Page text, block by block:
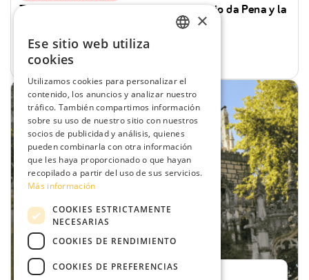
Tour de Día Completo a Sintra, el Palacio da Pena y la
Quinta da Regaleira desde Lisboa
8 Horas
Familias, Parejas & otros
Desde52,00 € por persona
Reservar
PORTUGUESE
FRENCH
×
Ese sitio web utiliza
cookies
Utilizamos cookies para personalizar el
contenido, los anuncios y analizar nuestro
tráfico. También compartimos información
sobre su uso de nuestro sitio con nuestros
socios de publicidad y análisis, quienes
pueden combinarla con otra información
que les haya proporcionado o que hayan
recopilado a partir del uso de sus servicios.
Más información
COOKIES ESTRICTAMENTE
NECESARIAS
COOKIES DE RENDIMIENTO
COOKIES DE PREFERENCIAS